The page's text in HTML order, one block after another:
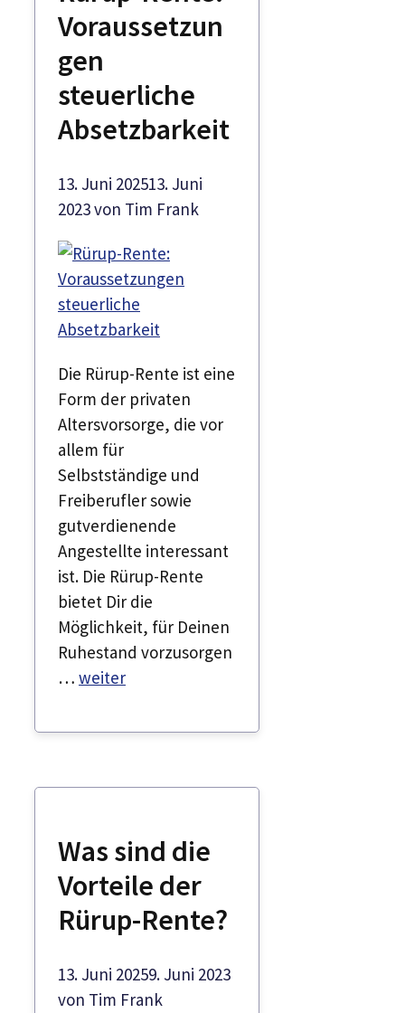
Voraussetzun
gen
steuerliche
Absetzbarkeit
13. Juni 202513. Juni
2023von Tim Frank
Die Rürup-Rente ist eine
Form der privaten
Altersvorsorge, die vor
allem für
Selbstständige und
Freiberufler sowie
gutverdienende
Angestellte interessant
ist. Die Rürup-Rente
bietet Dir die
Möglichkeit, für Deinen
Ruhestand vorzusorgen
… weiter
Was sind die
Vorteile der
Rürup-Rente?
13. Juni 20259. Juni 2023
von Tim Frank